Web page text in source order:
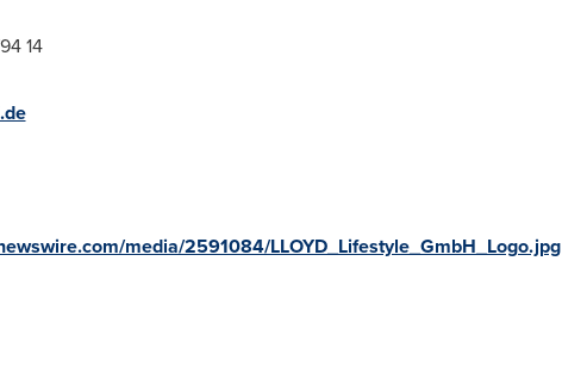
14
media/2591084/LLOYD_Lifestyle_GmbH_Logo.jpg